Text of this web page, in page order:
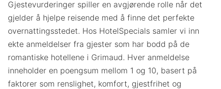
Gjestevurderinger spiller en avgjørende rolle når det
gjelder å hjelpe reisende med å finne det perfekte
overnattingsstedet. Hos HotelSpecials samler vi inn
ekte anmeldelser fra gjester som har bodd på de
romantiske hotellene i Grimaud. Hver anmeldelse
inneholder en poengsum mellom 1 og 10, basert på
faktorer som renslighet, komfort, gjestfrihet og